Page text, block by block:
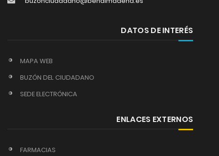
DATOS DE INTERÉS
MAPA WEB
BUZÓN DEL CIUDADANO
SEDE ELECTRÓNICA
ENLACES EXTERNOS
FARMACIAS